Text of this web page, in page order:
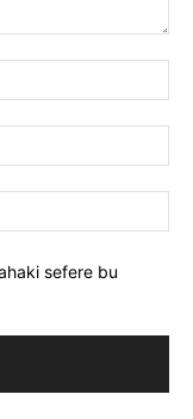
sefere bu